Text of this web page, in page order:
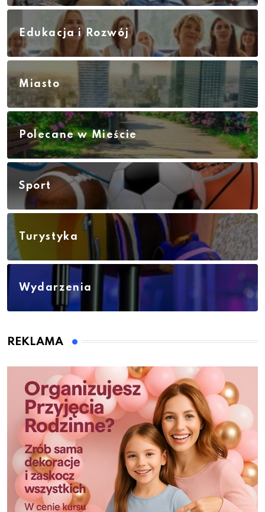
Edukacja i Rozwój
Miasto
Polecane w Mieście
Sport
Turystyka
Wydarzenia
REKLAMA